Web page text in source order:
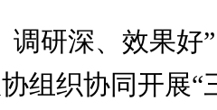
研深、效果好”
组织协同开展“